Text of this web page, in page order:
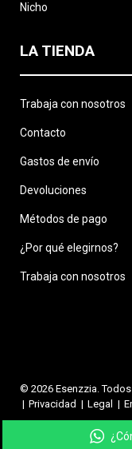
Nicho
LA TIENDA
Trabaja con nosotros
Contacto
Gastos de envío
Devoluciones
Métodos de pago
¿Por qué elegirnos?
Trabaja con nosotros
© 2026 Esenzzia.
Privacidad
Legal